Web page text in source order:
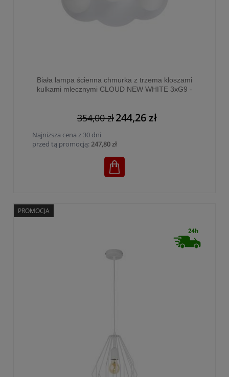
Biała lampa ścienna chmurka z trzema kloszami
kulkami mlecznymi CLOUD NEW WHITE 3xG9 -
354,00 zł244,26 zł
Najniższa cena z 30 dni
przed tą promocją:247,80 zł
PROMOCJA